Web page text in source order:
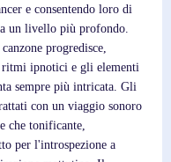
e consentendo loro di
un livello più profondo.
progredisce,
ipnotici e gli elementi
sempre più intricata. Gli
con un viaggio sonoro
che tonificante,
per l'introspezione a